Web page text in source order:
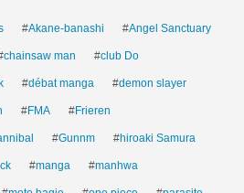
#Akane-banashi #Angel Sanctuary
chainsaw man #club Do
#débat manga #demon slayer
#FMA #Frieren
#Gunnm #hiroaki Samura
#manga #manhwa